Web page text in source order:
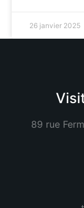
26 janvier 2025
89 rue